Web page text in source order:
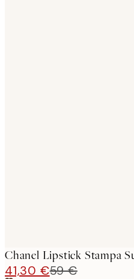
Chanel Lipstick Stampa
41,30 €59 €